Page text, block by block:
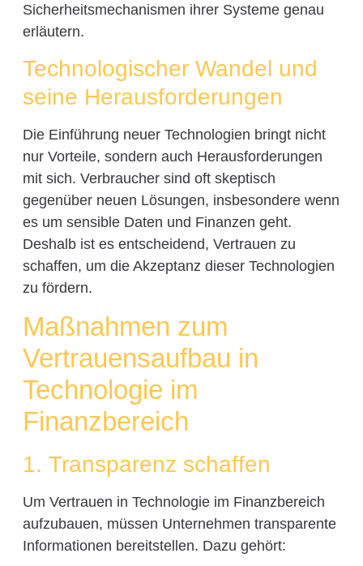
Sicherheitsmechanismen ihrer Systeme genau
erläutern.
Technologischer Wandel und
seine Herausforderungen
Die Einführung neuer Technologien bringt nicht
nur Vorteile, sondern auch Herausforderungen
mit sich. Verbraucher sind oft skeptisch
gegenüber neuen Lösungen, insbesondere wenn
es um sensible Daten und Finanzen geht.
Deshalb ist es entscheidend, Vertrauen zu
schaffen, um die Akzeptanz dieser Technologien
zu fördern.
Maßnahmen zum
Vertrauensaufbau in
Technologie im
Finanzbereich
1. Transparenz schaffen
Um Vertrauen in Technologie im Finanzbereich
aufzubauen, müssen Unternehmen transparente
Informationen bereitstellen. Dazu gehört: